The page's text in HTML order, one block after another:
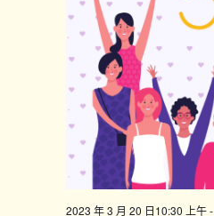
2023 年 3 月 20 日10:30 上午-